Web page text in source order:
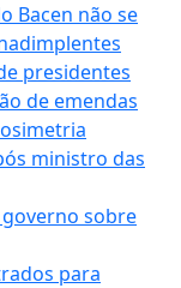
Bacen não se
presidentes
de emendas
ministro das
sobre
para